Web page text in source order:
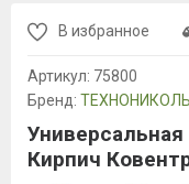
В избранное
Артикул: 75800
Бренд: ТЕХНОНИКОЛЬ
Кирпич